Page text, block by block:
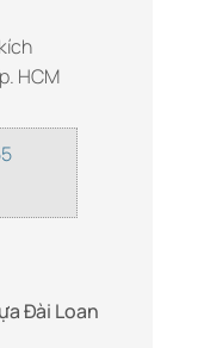
HCM
Đài Loan